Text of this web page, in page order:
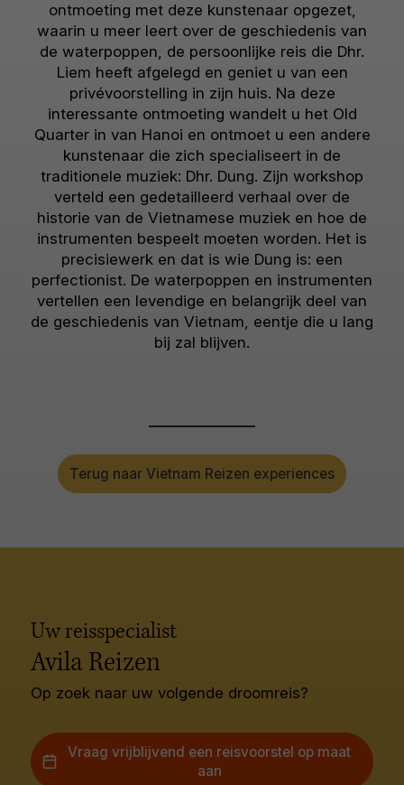
ontmoeting met deze kunstenaar opgezet,
waarin u meer leert over de geschiedenis van
de waterpoppen, de persoonlijke reis die Dhr.
Liem heeft afgelegd en geniet u van een
privévoorstelling in zijn huis. Na deze
interessante ontmoeting wandelt u het Old
Quarter in van Hanoi en ontmoet u een andere
kunstenaar die zich specialiseert in de
traditionele muziek: Dhr. Dung. Zijn workshop
verteld een gedetailleerd verhaal over de
historie van de Vietnamese muziek en hoe de
instrumenten bespeelt moeten worden. Het is
precisiewerk en dat is wie Dung is: een
perfectionist. De waterpoppen en instrumenten
vertellen een levendige en belangrijk deel van
de geschiedenis van Vietnam, eentje die u lang
bij zal blijven.
Terug naar Vietnam Reizen experiences
Uw reisspecialist
Avila Reizen
Op zoek naar uw volgende droomreis?
Vraag vrijblijvend een reisvoorstel op maat
aan